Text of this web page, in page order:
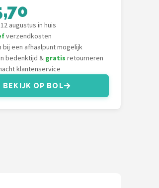
augustus in huis
verzendkosten
bij een afhaalpunt mogelijk
bedenktijd & gratis retourneren
klantenservice
BEKIJK OP BOL